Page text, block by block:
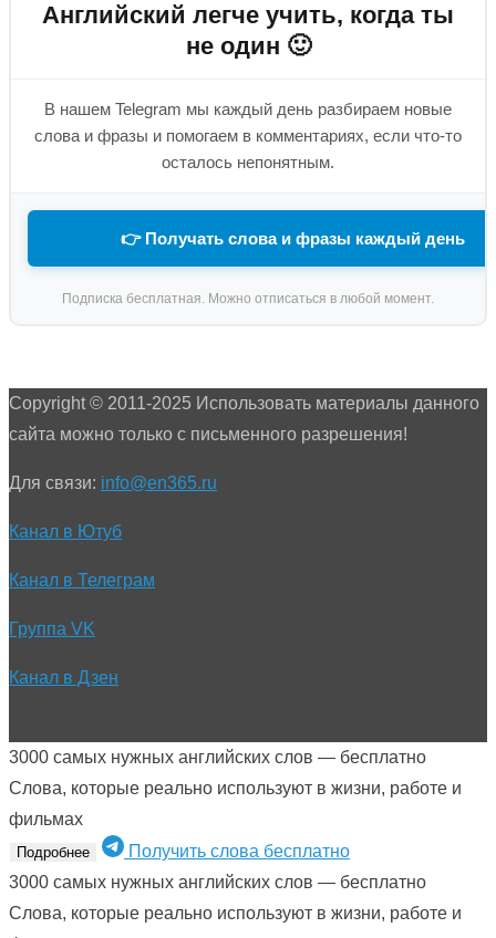
Английский легче учить, когда ты
не один 🙂
В нашем Telegram мы каждый день разбираем новые
слова и фразы и помогаем в комментариях, если что-то
осталось непонятным.
👉 Получать слова и фразы каждый день
Подписка бесплатная. Можно отписаться в любой момент.
Copyright © 2011-2025 Использовать материалы данного
сайта можно только с письменного разрешения!
Для связи: info@en365.ru
Канал в Ютуб
Канал в Телеграм
Группа VK
Канал в Дзен
3000 самых нужных английских слов — бесплатно
Слова, которые реально используют в жизни, работе и
фильмах
Подробнее
Получить слова бесплатно
3000 самых нужных английских слов — бесплатно
Слова, которые реально используют в жизни, работе и